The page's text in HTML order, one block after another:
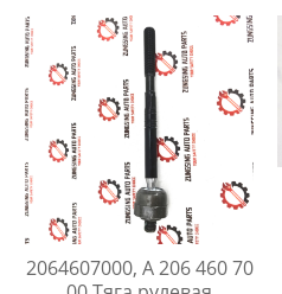
2064607000, A 206 460 70